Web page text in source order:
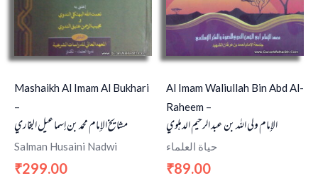
Mashaikh Al Imam Al Bukhari
–
مشايخ الإمام محمد بن إسماعيل البخاري
Salman Husaini Nadwi
₹299.00
Al Imam Waliullah Bin Abd Al-
Raheem –
الإمام ولي الله بن عبد الرحيم الدهلوي
حياة العلماء
₹89.00